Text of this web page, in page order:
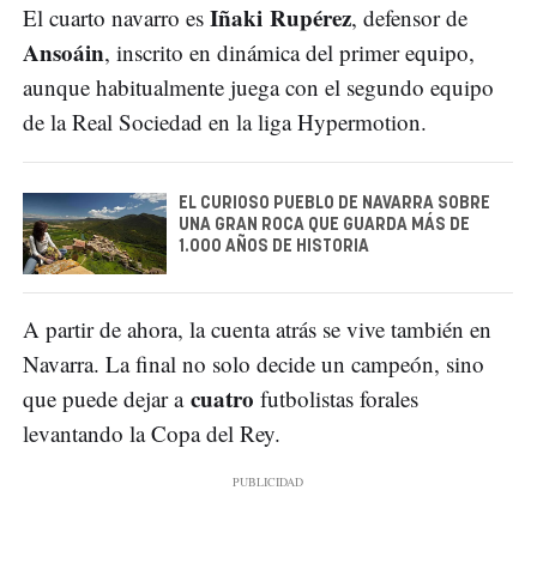
El cuarto navarro es Iñaki Rupérez, defensor de
Ansoáin, inscrito en dinámica del primer equipo,
aunque habitualmente juega con el segundo equipo
de la Real Sociedad en la liga Hypermotion.
EL CURIOSO PUEBLO DE NAVARRA SOBRE
UNA GRAN ROCA QUE GUARDA MÁS DE
1.000 AÑOS DE HISTORIA
A partir de ahora, la cuenta atrás se vive también en
Navarra. La final no solo decide un campeón, sino
que puede dejar a cuatro futbolistas forales
levantando la Copa del Rey.